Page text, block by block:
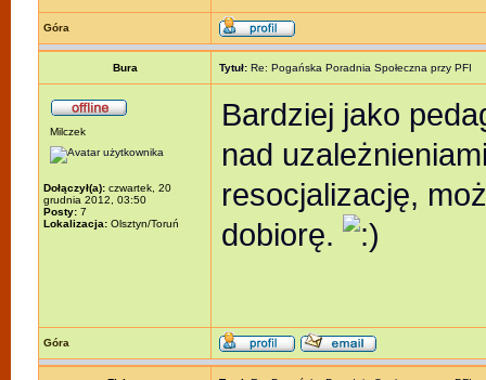
Góra
Bura Tytuł: Re: Pogańska Poradnia Społeczna przy PFI
Milczek
Dołączył(a): czwartek, 20
grudnia 2012, 03:50
Posty: 7
Lokalizacja: Olsztyn/Toruń
Bardziej jako
nad
resocjalizację,
dobiorę.
Góra